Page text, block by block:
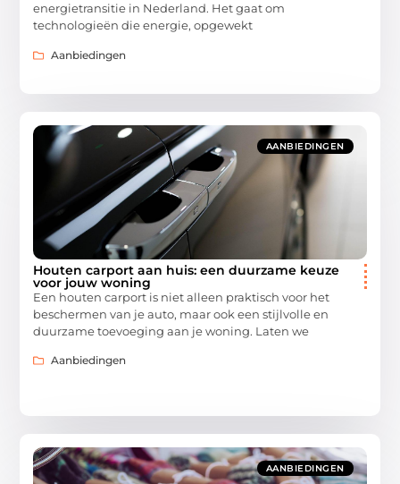
energietransitie in Nederland. Het gaat om
technologieën die energie, opgewekt
Aanbiedingen
AANBIEDINGEN
Houten carport aan huis: een duurzame keuze
voor jouw woning
Een houten carport is niet alleen praktisch voor het
beschermen van je auto, maar ook een stijlvolle en
duurzame toevoeging aan je woning. Laten we
Aanbiedingen
AANBIEDINGEN